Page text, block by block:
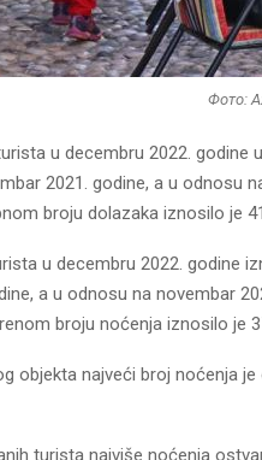
Фото:
u decembru 2022.
2021. godine, a u odnosu
broju dolazaka iznosilo je
u decembru 2022. godine
a u odnosu na novembar
broju noćenja iznosilo je
objekta najveći broj noćenja
turista najviše noćenja